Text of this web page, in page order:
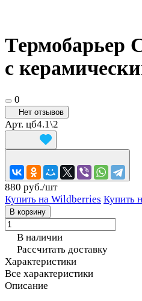
Термобарьер
с
0
Нет отзывов
Арт. цб4.1\2
880 руб./шт
Купить на Wildberries Купить
В корзину
В наличии
Рассчитать доставку
Характеристики
Все характеристики
Описание